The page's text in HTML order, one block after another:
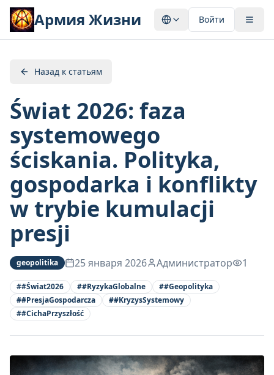
Армия Жизни Войти
Назад к статьям
Świat 2026: faza
systemowego
ściskania. Polityka,
gospodarka i konflikty
w trybie kumulacji
presji
geopolitika 25 января 2026 Администратор 1
##Świat2026 ##RyzykaGlobalne ##Geopolityka
##PresjaGospodarcza ##KryzysSystemowy
##CichaPrzyszłość